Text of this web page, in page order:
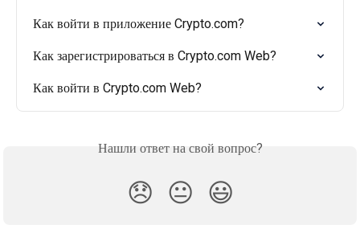
Как войти в приложение Crypto.com?
Как зарегистрироваться в Crypto.com Web?
Как войти в Crypto.com Web?
Нашли ответ на свой вопрос?
😞 😐 😃